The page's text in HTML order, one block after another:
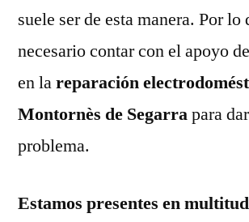
suele ser de esta manera. Por lo
necesario contar con el apoyo
en lareparación
Montornès de Segarrapara
problema.
Estamos presentes en